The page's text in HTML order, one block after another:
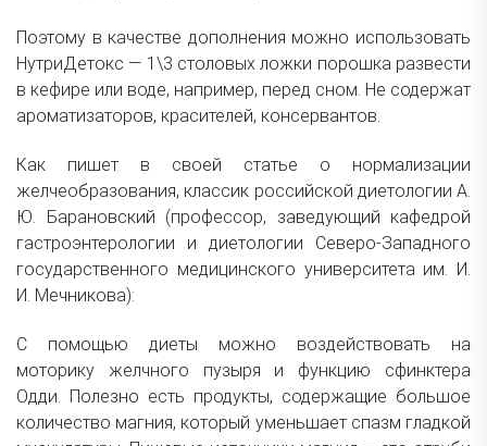
Поэтому в качестве дополнения можно использовать
НутриДетокс — 1\3 столовых ложки порошка развести
в кефире или воде, например, перед сном. Не содержат
ароматизаторов, красителей, консервантов.
Как пишет в своей статье о нормализации
желчеобразования, классик российской диетологии А.
Ю. Барановский (профессор, заведующий кафедрой
гастроэнтерологии и диетологии Северо-Западного
государственного медицинского университета им. И.
И. Мечникова):
С помощью диеты можно воздействовать на
моторику желчного пузыря и функцию сфинктера
Одди. Полезно есть продукты, содержащие большое
количество магния, который уменьшает спазм гладкой